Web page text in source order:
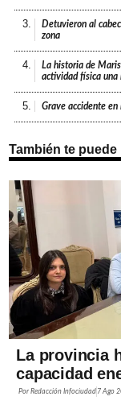
3.
Detuvieron al
zona
4.
La historia de
actividad física una
5. Grave accidente
También te
La provincia
capacidad
PorRedacción Infociudad 7 Ago